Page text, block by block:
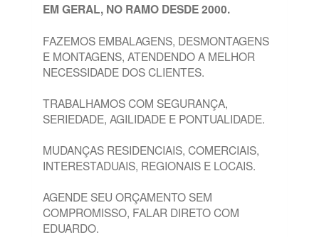
EM GERAL, NO RAMO DESDE 2000.
FAZEMOS EMBALAGENS, DESMONTAGENS
E MONTAGENS, ATENDENDO A MELHOR
NECESSIDADE DOS CLIENTES.
TRABALHAMOS COM SEGURANÇA,
SERIEDADE, AGILIDADE E PONTUALIDADE.
MUDANÇAS RESIDENCIAIS, COMERCIAIS,
INTERESTADUAIS, REGIONAIS E LOCAIS.
AGENDE SEU ORÇAMENTO SEM
COMPROMISSO, FALAR DIRETO COM
EDUARDO.